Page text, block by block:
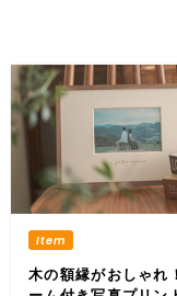
木の額縁がおしゃれ